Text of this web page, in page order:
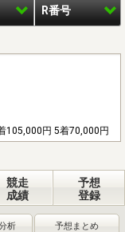
R番号
105,000円 5着70,000円
競走
成績
予想
登録
析 予想まとめ